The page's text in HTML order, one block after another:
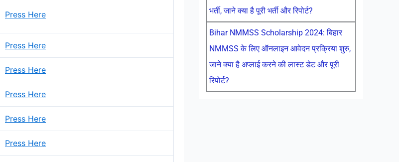
Press Here
Press Here
Press Here
Press Here
Press Here
Press Here
भर्ती, जाने क्या है पूरी भर्ती और रिपोर्ट?
Bihar NMMSS Scholarship 2024: बिहार
NMMSS के लिए ऑनलाइन आवेदन प्रक्रिया शुरु,
जाने क्या है अप्लाई करने की लास्ट डेट और पूरी
रिपोर्ट?